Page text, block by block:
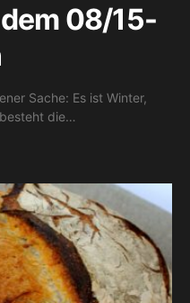
08/15-
Sache: Es ist Winter,
die…